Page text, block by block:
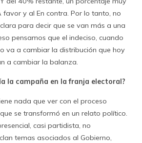
y al En contra. Por lo tanto, no
para decir que se van más a una
pensamos que el indeciso, cuando
va a cambiar la distribución que hoy
a cambiar la balanza.
la campaña en la franja electoral?
nada que ver con el proceso
se transformó en un relato político.
casi partidista, no
temas asociados al Gobierno,